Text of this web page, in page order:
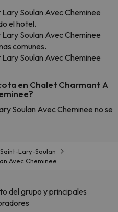
Soulan Avec Cheminee
el hotel.
Soulan Avec Cheminee
comunes.
Soulan Avec Cheminee
en Chalet Charmant A
Soulan Avec Cheminee no se
Saint-Lary-Soulan
Avec Cheminee
del grupo y principales